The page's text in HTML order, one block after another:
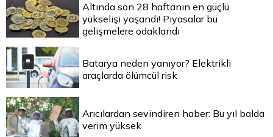
Altında son 28 haftanın en güçlü
yükselişi yaşandı! Piyasalar bu
gelişmelere odaklandı
Batarya neden yanıyor? Elektrikli
araçlarda ölümcül risk
Arıcılardan sevindiren haber: Bu yıl balda
verim yüksek